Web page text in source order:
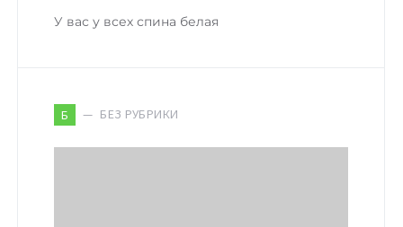
У вас у всех спина белая
Б БЕЗ РУБРИКИ